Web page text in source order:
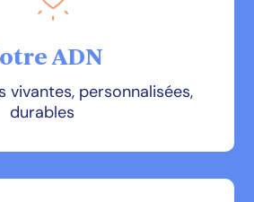
ADN
vivantes, personnalisées,
durables